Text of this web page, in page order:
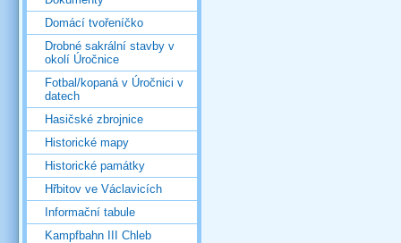
Domácí tvořeníčko
Drobné sakrální stavby v
okolí Úročnice
Fotbal/kopaná v Úročnici v
datech
Hasičské zbrojnice
Historické mapy
Historické památky
Hřbitov ve Václavicích
Informační tabule
Kampfbahn III Chleb